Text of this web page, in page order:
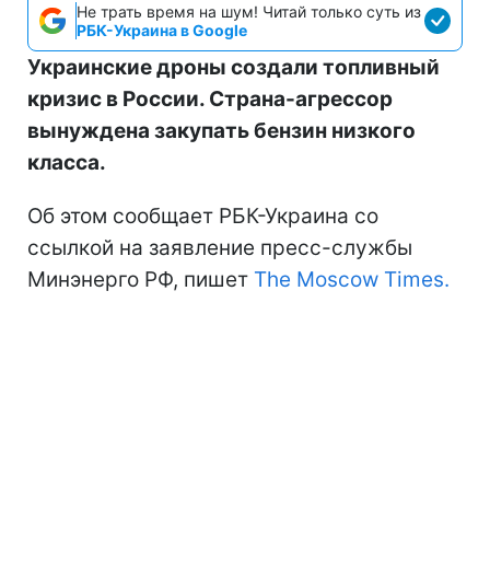
Не трать время на шум! Читай только суть из
РБК-Украина в Google
Украинские дроны создали топливный
кризис в России. Страна-агрессор
вынуждена закупать бензин низкого
класса.
Об этом сообщает РБК-Украина со
ссылкой на заявление пресс-службы
Минэнерго РФ, пишет The Moscow Times.